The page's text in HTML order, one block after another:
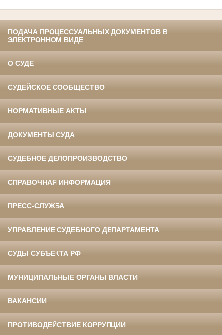
ПОДАЧА ПРОЦЕССУАЛЬНЫХ ДОКУМЕНТОВ В
ЭЛЕКТРОННОМ ВИДЕ
О СУДЕ
СУДЕЙСКОЕ СООБЩЕСТВО
НОРМАТИВНЫЕ АКТЫ
ДОКУМЕНТЫ СУДА
СУДЕБНОЕ ДЕЛОПРОИЗВОДСТВО
СПРАВОЧНАЯ ИНФОРМАЦИЯ
ПРЕСС-СЛУЖБА
УПРАВЛЕНИЕ СУДЕБНОГО ДЕПАРТАМЕНТА
СУДЫ СУБЪЕКТА РФ
МУНИЦИПАЛЬНЫЕ ОРГАНЫ ВЛАСТИ
ВАКАНСИИ
ПРОТИВОДЕЙСТВИЕ КОРРУПЦИИ